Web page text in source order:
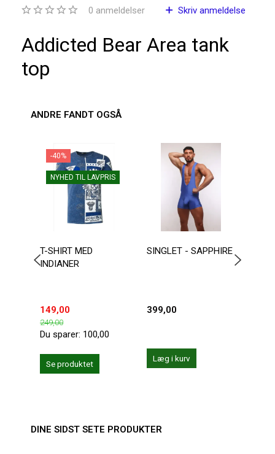
0 anmeldelser Skriv anmeldelse
Addicted Bear Area tank
top
ANDRE FANDT OGSÅ
-40%
NYHED TIL LAVPRIS
T-SHIRT MED
INDIANER
149,00
249,00
Du sparer: 100,00
Se produktet
SINGLET - SAPPHIRE
399,00
Læg i kurv
DINE SIDST SETE PRODUKTER